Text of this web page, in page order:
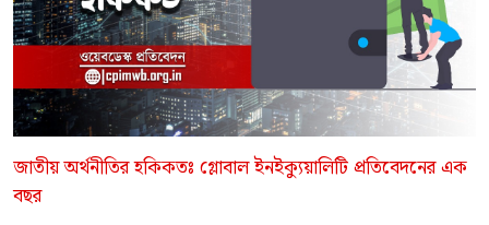
জাতীয় অর্থনীতির হকিকতঃ গ্লোবাল ইনইক্যুয়ালিটি প্রতিবেদনের এক
বছর